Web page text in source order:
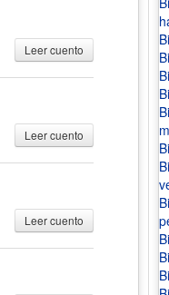
Leer cuento
Leer cuento
Leer cuento